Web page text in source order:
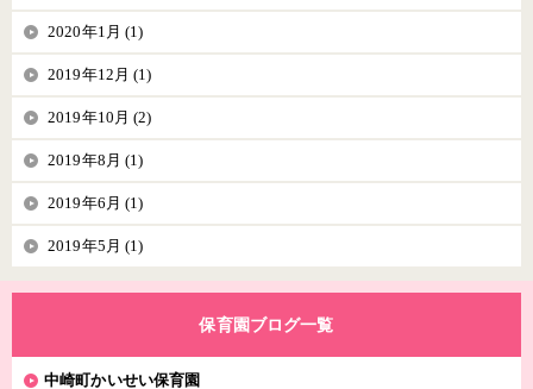
2020年1月 (1)
2019年12月 (1)
2019年10月 (2)
2019年8月 (1)
2019年6月 (1)
2019年5月 (1)
保育園ブログ一覧
中崎町かいせい保育園